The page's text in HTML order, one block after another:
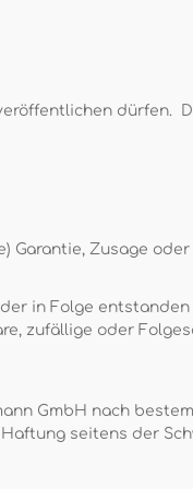
dürfen.
Garantie, Zusage
in Folge
zufällige oder
GmbH nach
seitens der